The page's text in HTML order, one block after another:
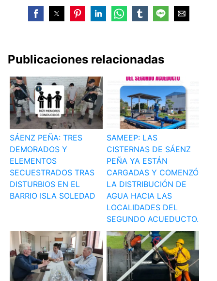
Publicaciones relacionadas
SÁENZ PEÑA: TRES
DEMORADOS Y
ELEMENTOS
SECUESTRADOS TRAS
DISTURBIOS EN EL
BARRIO ISLA SOLEDAD
SAMEEP: LAS
CISTERNAS DE SÁENZ
PEÑA YA ESTÁN
CARGADAS Y COMENZÓ
LA DISTRIBUCIÓN DE
AGUA HACIA LAS
LOCALIDADES DEL
SEGUNDO ACUEDUCTO.